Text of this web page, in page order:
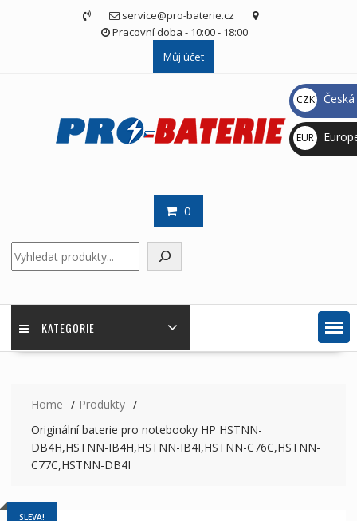
service@pro-baterie.cz
Pracovní doba - 10:00 - 18:00
Můj účet
0
KATEGORIE
Home
Produkty
Originální baterie pro notebooky HP HSTNN-
DB4H,HSTNN-IB4H,HSTNN-IB4I,HSTNN-C76C,HSTNN-
C77C,HSTNN-DB4I
SLEVA!
CZK
Kč
EUR
€